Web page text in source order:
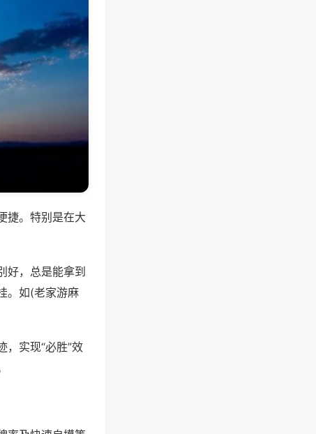
捷。特别是在大
好，总是能拿到
。如(老家游麻
，实现“必胜”效